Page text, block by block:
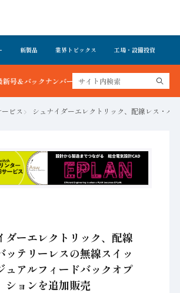
新製品 業界トピックス 工場・設備投資
ックナンバーを無料で公開中 詳細はこちら
ビス シュナイダーエレクトリック、配線レス・バ
ダーエレクトリック、配線
ッテリーレスの無線スイッ
ュアルフィードバックオプ
ションを追加販売